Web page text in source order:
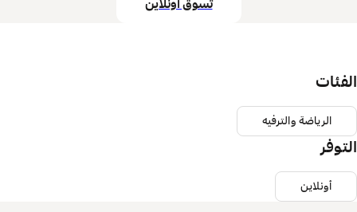
تسوق أونلاين
الفئات
الرياضة والترفيه
التوفر
أونلاين